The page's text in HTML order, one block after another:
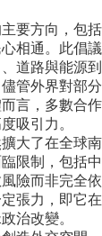
要方向，包括
相通。此倡議
道路與能源到
管外界對部分
言，多數合作
吸引力。
大了在全球南
限制，包括中
險而非完全依
張力，即它在
治改變。